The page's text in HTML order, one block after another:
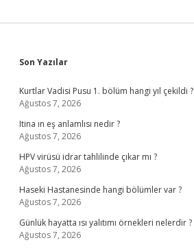
Sidebar
Son Yazılar
Kurtlar Vadisi Pusu 1. bölüm hangi yıl çekildi ?
Ağustos 7, 2026
Itina ın eş anlamlısı nedir ?
Ağustos 7, 2026
HPV virüsü idrar tahlilinde çıkar mı ?
Ağustos 7, 2026
Haseki Hastanesinde hangi bölümler var ?
Ağustos 7, 2026
Günlük hayatta ısı yalıtımı örnekleri nelerdir ?
Ağustos 7, 2026